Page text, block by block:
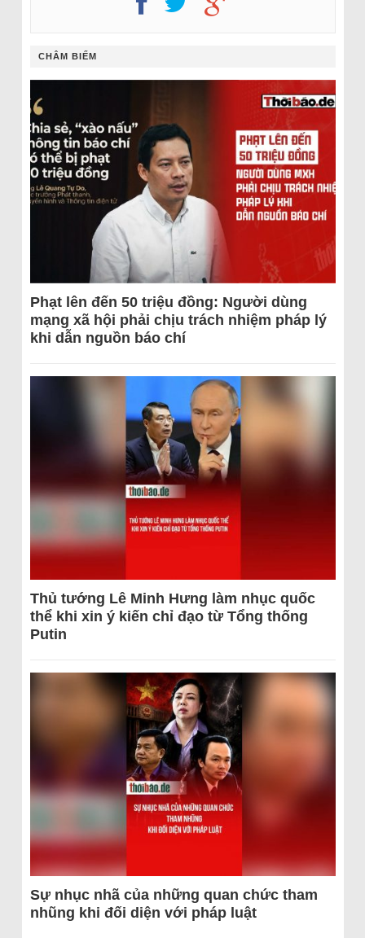
CHÂM BIẾM
Phạt lên đến 50 triệu đồng: Người dùng
mạng xã hội phải chịu trách nhiệm pháp lý
khi dẫn nguồn báo chí
Thủ tướng Lê Minh Hưng làm nhục quốc
thể khi xin ý kiến chỉ đạo từ Tổng thống
Putin
Sự nhục nhã của những quan chức tham
nhũng khi đối diện với pháp luật